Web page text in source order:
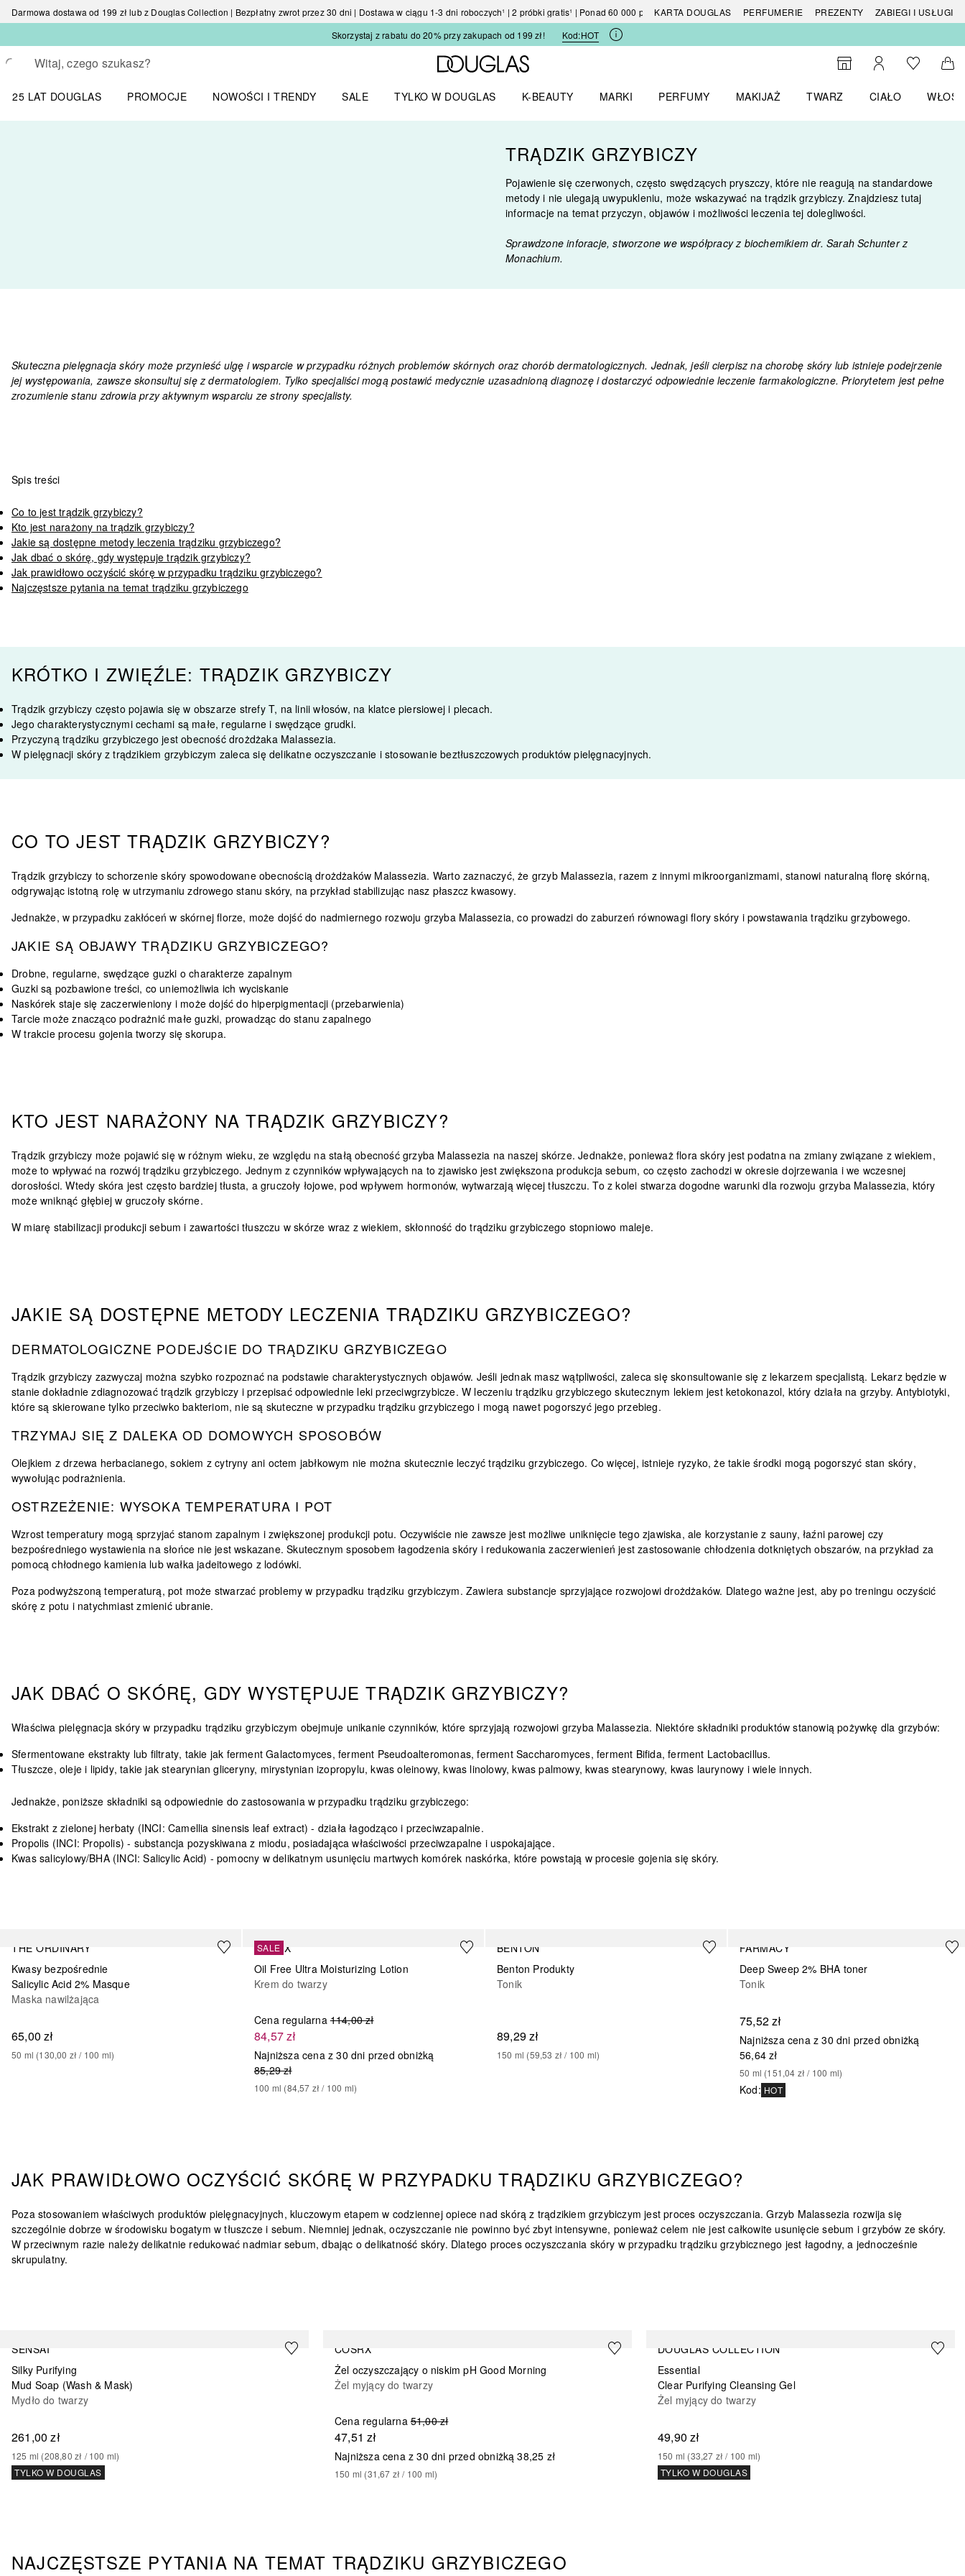
Darmowa dostawa od 199 zł lub z Douglas Collection | Bezpłatny zwrot przez 30 dni | Dostawa w ciągu 1-3 dni roboczych¹ | 2 próbki gratis¹ | Ponad 60 000 produktówKARTA DOUGLAS PERFUMERIE PREZENTY
ZABIEGI I USŁUGI
Skorzystaj z rabatu do 20% przy zakupach od 199 zł!
Kod:HOT
Wracać
Wykonaj wyszukiwanie
Strona główna Douglas
Do wyszukiwarki
Moje kontoDo listyDo
25 LAT DOUGLAS
PROMOCJE
NOWOŚCI I TRENDY
SALE
TYLKO W DOUGLAS
K-BEAUTY
MARKI
PERFUMY
MAKIJAŻ
TWARZ
CIAŁO
WŁOSY
TRĄDZIK GRZYBICZY
Pojawienie się czerwonych, często swędzących pryszczy, które nie reagują na standardowe
metody i nie ulegają uwypukleniu, może wskazywać na trądzik grzybiczy. Znajdziesz tutaj
informacje na temat przyczyn, objawów i możliwości leczenia tej dolegliwości.
Sprawdzone inforacje, stworzone we współpracy z biochemikiem dr. Sarah Schunterz
Monachium.
Skuteczna pielęgnacja skóry może przynieść ulgę i wsparcie w przypadku różnych problemów skórnych oraz chorób dermatologicznych. Jednak, jeśli cierpisz na chorobę skóry lub istnieje podejrzenie
jej występowania, zawsze skonsultuj się z dermatologiem. Tylko specjaliści mogą postawić medycznie uzasadnioną diagnozę i dostarczyć odpowiednie leczenie farmakologiczne. Priorytetem jest pełne
zrozumienie stanu zdrowia przy aktywnym wsparciu ze strony specjalisty.
Spis treści
Co to jest trądzik grzybiczy?
Kto jest narażony na trądzik grzybiczy?
Jakie są dostępne metody leczenia trądziku grzybiczego?
Jak dbać o skórę, gdy występuje trądzik grzybiczy?
Jak prawidłowo oczyścić skórę w przypadku trądziku grzybiczego?
Najczęstsze pytania na temat trądziku grzybiczego
KRÓTKO I ZWIĘŹLE: TRĄDZIK GRZYBICZY
Trądzik grzybiczy często pojawia się w obszarze strefy T, na linii włosów, na klatce piersiowej i plecach.
Jego charakterystycznymi cechami są małe, regularne i swędzące grudki.
Przyczyną trądziku grzybiczego jest obecność drożdżaka Malassezia.
W pielęgnacji skóry z trądzikiem grzybiczym zaleca się delikatne oczyszczanie i stosowanie beztłuszczowych produktów pielęgnacyjnych.
CO TO JEST TRĄDZIK GRZYBICZY?
Trądzik grzybiczy to schorzenie skóry spowodowane obecnością drożdżaków Malassezia. Warto zaznaczyć, że grzyb Malassezia, razem z innymi mikroorganizmami, stanowi naturalną florę skórną,
odgrywając istotną rolę w utrzymaniu zdrowego stanu skóry, na przykład stabilizując nasz płaszcz kwasowy.
Jednakże, w przypadku zakłóceń w skórnej florze, może dojść do nadmiernego rozwoju grzyba Malassezia, co prowadzi do zaburzeń równowagi flory skóry i powstawania trądziku grzybowego.
JAKIE SĄ OBJAWY TRĄDZIKU GRZYBICZEGO?
Drobne, regularne, swędzące guzki o charakterze zapalnym
Guzki są pozbawione treści, co uniemożliwia ich wyciskanie
Naskórek staje się zaczerwieniony i może dojść do hiperpigmentacji (przebarwienia)
Tarcie może znacząco podrażnić małe guzki, prowadząc do stanu zapalnego
W trakcie procesu gojenia tworzy się skorupa.
KTO JEST NARAŻONY NA TRĄDZIK GRZYBICZY?
Trądzik grzybiczy może pojawić się w różnym wieku, ze względu na stałą obecność grzyba Malassezia na naszej skórze. Jednakże, ponieważ flora skóry jest podatna na zmiany związane z wiekiem,
może to wpływać na rozwój trądziku grzybiczego. Jednym z czynników wpływających na to zjawisko jestzwiększona produkcja sebum, co często zachodziw okresie dojrzewania i we wczesnej
dorosłości. Wtedy skóra jest często bardziej tłusta, a gruczoły łojowe, pod wpływem hormonów, wytwarzają więcej tłuszczu. To z kolei stwarza dogodne warunki dla rozwoju grzyba Malassezia, który
może wniknąć głębiej w gruczoły skórne.
W miarę stabilizacji produkcji sebum i zawartości tłuszczu w skórze wraz z wiekiem, skłonność do trądziku grzybiczego stopniowo maleje.
JAKIE SĄ DOSTĘPNE METODY LECZENIA TRĄDZIKU GRZYBICZEGO?
DERMATOLOGICZNE PODEJŚCIE DO TRĄDZIKU GRZYBICZEGO
Trądzik grzybiczy zazwyczaj można szybko rozpoznać na podstawie charakterystycznych objawów. Jeśli jednak masz wątpliwości, zaleca się skonsultowanie się z lekarzem specjalistą. Lekarz będzie w
stanie dokładnie zdiagnozować trądzik grzybiczy i przepisać odpowiednie leki przeciwgrzybicze. W leczeniu trądziku grzybiczego skutecznym lekiem jest ketokonazol, który działa na grzyby. Antybiotyki,
które są skierowane tylko przeciwko bakteriom, nie są skuteczne w przypadku trądziku grzybiczego i mogą nawet pogorszyć jego przebieg.
TRZYMAJ SIĘ Z DALEKA OD DOMOWYCH SPOSOBÓW
Olejkiem z drzewa herbacianego, sokiem z cytryny ani octem jabłkowym nie można skutecznie leczyć trądziku grzybiczego. Co więcej, istnieje ryzyko, że takie środki mogą pogorszyć stan skóry,
wywołując podrażnienia.
OSTRZEŻENIE: WYSOKA TEMPERATURA I POT
Wzrost temperatury mogą sprzyjać stanom zapalnym i zwiększonej produkcji potu. Oczywiście nie zawsze jest możliwe uniknięcie tego zjawiska, ale korzystanie z sauny, łaźni parowej czy
bezpośredniego wystawienia na słońce nie jest wskazane. Skutecznym sposobem łagodzenia skóry i redukowania zaczerwienień jest zastosowanie chłodzenia dotkniętych obszarów, na przykład za
pomocą chłodnego kamienia lub wałka jadeitowego z lodówki.
Poza podwyższoną temperaturą, pot może stwarzać problemy w przypadku trądziku grzybiczym. Zawiera substancje sprzyjające rozwojowi drożdżaków. Dlategoważne jest, aby po treningu oczyścić
skórę z potu i natychmiast zmienić ubranie.
JAK DBAĆ O SKÓRĘ, GDY WYSTĘPUJE TRĄDZIK GRZYBICZY?
Właściwa pielęgnacja skóry w przypadku trądziku grzybiczym obejmuje unikanie czynników, które sprzyjają rozwojowi grzyba Malassezia. Niektóre składniki produktów stanowią pożywkę dla grzybów:
Sfermentowane ekstrakty lub filtraty, takie jak ferment Galactomyces, ferment Pseudoalteromonas, ferment Saccharomyces, ferment Bifida, ferment Lactobacillus.
Tłuszcze, oleje i lipidy, takie jak stearynian gliceryny, mirystynian izopropylu, kwas oleinowy, kwas linolowy, kwas palmowy, kwas stearynowy, kwas laurynowy i wiele innych.
Jednakże, poniższe składniki są odpowiednie do zastosowania w przypadku trądziku grzybiczego:
Ekstrakt z zielonej herbaty (INCI: Camellia sinensis leaf extract)- działa łagodząco i przeciwzapalnie.
Propolis (INCI: Propolis)- substancja pozyskiwana z miodu, posiadająca właściwości przeciwzapalne i uspokajające.
Kwas salicylowy/BHA (INCI: Salicylic Acid) - pomocny w delikatnym usunięciu martwych komórek naskórka, które powstają w procesie gojenia się skóry.
THE ORDINARY
Kwasy bezpośrednie
Salicylic Acid 2% Masque
Maska nawilżająca
65,00 zł
50 ml (130,00 zł / 100 ml)
COSRX
Oil Free Ultra Moisturizing Lotion
Krem do twarzy
Cena regularna 114,00 zł
84,57 zł
Najniższa cena z 30 dni przed obniżką
85,29 zł
100 ml (84,57 zł / 100 ml)
SALE
BENTON
Benton Produkty
Tonik
89,29 zł
150 ml (59,53 zł / 100 ml)
FARMACY
Deep Sweep 2% BHA toner
Tonik
75,52 zł
Najniższa cena z 30 dni przed obniżką
56,64 zł
50 ml (151,04 zł / 100 ml)
Kod: HOT
JAK PRAWIDŁOWO OCZYŚCIĆ SKÓRĘ W PRZYPADKU TRĄDZIKU GRZYBICZEGO?
Poza stosowaniem właściwych produktów pielęgnacyjnych, kluczowym etapem w codziennej opiece nad skórą z trądzikiem grzybiczym jest proces oczyszczania.Grzyb Malassezia rozwija się
szczególnie dobrze w środowisku bogatym w tłuszcze i sebum. Niemniej jednak, oczyszczanie nie powinno być zbyt intensywne, ponieważ celem nie jest całkowite usunięcie sebum i grzybów ze skóry.
W przeciwnym razie należy delikatnie redukować nadmiar sebum, dbając o delikatność skóry. Dlatego proces oczyszczania skóry w przypadku trądziku grzybicznego jest łagodny, a jednocześnie
skrupulatny.
SENSAI
Silky Purifying
Mud Soap (Wash & Mask)
Mydło do twarzy
261,00 zł
125 ml (208,80 zł / 100 ml)
TYLKO W DOUGLAS
COSRX
Żel oczyszczający o niskim pH Good Morning
Żel myjący do twarzy
Cena regularna 51,00 zł
47,51 zł
Najniższa cena z 30 dni przed obniżką 38,25 zł
150 ml (31,67 zł / 100 ml)
DOUGLAS COLLECTION
Essential
Clear Purifying Cleansing Gel
Żel myjący do twarzy
49,90 zł
150 ml (33,27 zł / 100 ml)
TYLKO W DOUGLAS
NAJCZĘSTSZE PYTANIA NA TEMAT TRĄDZIKU GRZYBICZEGO